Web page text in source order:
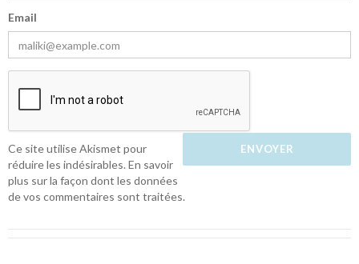
Email
Ce site utilise Akismet pour
réduire les indésirables.En savoir
plus sur la façon dont les données
de vos commentaires sont traitées.